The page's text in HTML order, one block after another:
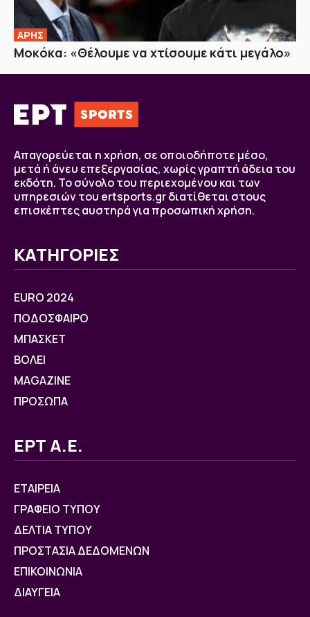
ΑΡΗΣ
Μοκόκα: «Θέλουμε να χτίσουμε κάτι μεγάλο»
Απαγορεύεται η χρήση, σε οποιοδήποτε μέσο,
μετά ή άνευ επεξεργασίας, χωρίς γραπτή άδεια του
εκδότη. Το σύνολο του περιεχομένου και των
υπηρεσιών του ertsports.gr διατίθεται στους
επισκέπτες αυστηρά για προσωπική χρήση.
ΚΑΤΗΓΟΡΙΕΣ
EURO 2024
ΠΟΔΟΣΦΑΙΡΟ
ΜΠΑΣΚΕΤ
ΒOΛΕΙ
MAGAZINE
ΠΡΟΣΩΠΑ
ΕΡΤ Α.Ε.
ΕΤΑΙΡΕΙΑ
ΓΡΑΦΕΙΟ ΤΥΠΟΥ
ΔΕΛΤΙΑ ΤΥΠΟΥ
ΠΡΟΣΤΑΣΙΑ ΔΕΔΟΜΕΝΩΝ
ΕΠΙΚΟΙΝΩΝΙΑ
ΔΙΑΥΓΕΙΑ